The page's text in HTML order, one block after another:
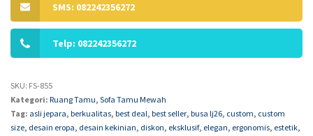
SMS: 082242356272
Telp: 082242356272
SKU: FS-855
Kategori: Ruang Tamu, Sofa Tamu Mewah
Tag: asli jepara, berkualitas, best deal, best seller, busa lj26, custom, custom
size, desain eropa, desain kekinian, diskon, eksklusif, elegan, ergonomis, estetik,